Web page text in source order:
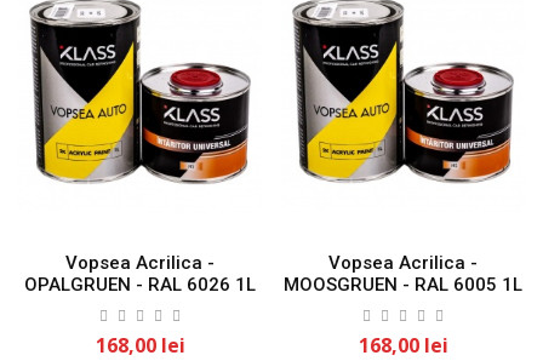
Vopsea Acrilica -
OPALGRUEN - RAL 6026 1L
KLASS
168,00 lei
Vopsea Acrilica -
MOOSGRUEN - RAL 6005 1L
KLASS
168,00 lei